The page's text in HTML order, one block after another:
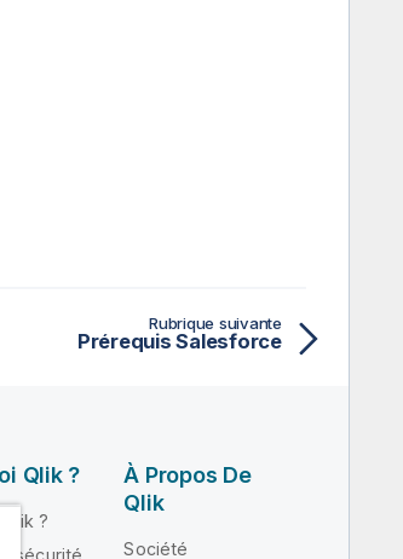
Rubrique suivante
Prérequis Salesforce
Qlik ?
Qlik ?
sécurité
À Propos De
Qlik
Société